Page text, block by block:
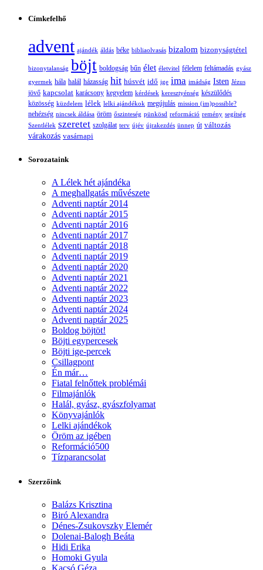
Címkefelhő
advent ajándék áldás béke bibliaolvasás bizalom bizonyságtétel
bizonytalanság böjt boldogság bűn élet életvitel félelem feltámadás gyász
gyermek hála halál házasság hit húsvét idő ige ima imádság Isten Jézus
jövő kapcsolat karácsony kegyelem kérdések keresztyénség készülődés
közösség küzdelem lélek lelki ajándékok megújulás mission (im)possible?
nehézség nincsek áldása öröm őszinteség pünkösd reformáció remény segítség
Szentlélek szeretet szolgálat terv újév újrakezdés ünnep út változás
várakozás vasárnapi
Sorozataink
A Lélek hét ajándéka
A meghallgatás művészete
Adventi naptár 2014
Adventi naptár 2015
Adventi naptár 2016
Adventi naptár 2017
Adventi naptár 2018
Adventi naptár 2019
Adventi naptár 2020
Adventi naptár 2021
Adventi naptár 2022
Adventi naptár 2023
Adventi naptár 2024
Adventi naptár 2025
Boldog böjtöt!
Böjti egypercesek
Böjti ige-percek
Csillagpont
Én már…
Fiatal felnőttek problémái
Filmajánlók
Halál, gyász, gyászfolyamat
Könyvajánlók
Lelki ajándékok
Öröm az igében
Reformáció500
Tízparancsolat
Szerzőink
Balázs Krisztina
Biró Alexandra
Dénes-Zsukovszky Elemér
Dolenai-Balogh Beáta
Hidi Erika
Homoki Gyula
Kacsó Géza